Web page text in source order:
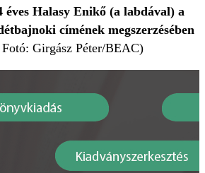
éves Halasy Enikő (a labdával) a
címének megszerzésében
Fotó: Girgász Péter/BEAC)